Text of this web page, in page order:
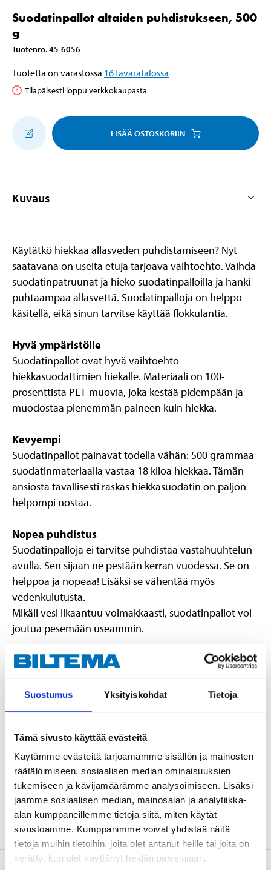
Suostumus Yksityiskohdat Tietoja
Tämä sivusto käyttää evästeitä
Käytämme evästeitä tarjoamamme sisällön ja mainosten
räätälöimiseen, sosiaalisen median ominaisuuksien
tukemiseen ja kävijämäärämme analysoimiseen. Lisäksi
jaamme sosiaalisen median, mainosalan ja analytiikka-
alan kumppaneillemme tietoja siitä, miten käytät
sivustoamme. Kumppanimme voivat yhdistää näitä
tietoja muihin tietoihin, joita olet antanut heille tai joita on
kerätty, kun olet käyttänyt heidän palvelujaan.
Suodatinpallot altaiden puhdistukseen, 500
g
Tuotenro.45-6056
Tuotetta on varastossa 16tavaratalossa
Tilapäisesti loppu verkkokaupasta
LISÄÄ OSTOSKORIIN
Kuvaus
Käytätkö hiekkaa allasveden puhdistamiseen? Nyt
saatavana on useita etuja tarjoava vaihtoehto. Vaihda
suodatinpatruunat ja hieko suodatinpalloilla ja hanki
puhtaampaa allasvettä. Suodatinpalloja on helppo
käsitellä, eikä sinun tarvitse käyttää flokkulantia.
Hyvä ympäristölle
Suodatinpallot ovat hyvä vaihtoehto
hiekkasuodattimien hiekalle. Materiaali on 100-
prosenttista PET-muovia, joka kestää pidempään ja
muodostaa pienemmän paineen kuin hiekka.
Kevyempi
Suodatinpallot painavat todella vähän: 500 grammaa
suodatinmateriaalia vastaa 18 kiloa hiekkaa. Tämän
ansiosta tavallisesti raskas hiekkasuodatin on paljon
helpompi nostaa.
Nopea puhdistus
Suodatinpalloja ei tarvitse puhdistaa vastahuuhtelun
avulla. Sen sijaan ne pestään kerran vuodessa. Se on
helppoa ja nopeaa! Lisäksi se vähentää myös
vedenkulutusta.
Mikäli vesi likaantuu voimakkaasti, suodatinpallot voi
joutua pesemään useammin.
Sopii hiekkasuodatinpumppuun
Halkaisija
Paino
500 g
Materiaali
100 % PET
Muuta
Helppo pestä käsin